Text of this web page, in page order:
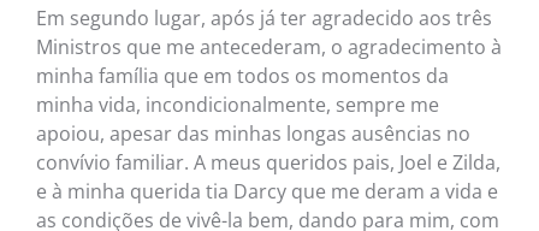
Em segundo lugar, após já ter agradecido aos três
Ministros que me antecederam, o agradecimento à
minha família que em todos os momentos da
minha vida, incondicionalmente, sempre me
apoiou, apesar das minhas longas ausências no
convívio familiar. A meus queridos pais, Joel e Zilda,
e à minha querida tia Darcy que me deram a vida e
as condições de vivê-la bem, dando para mim, com